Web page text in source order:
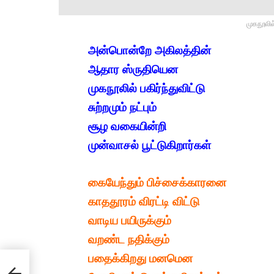
அன்பொன்றே அகிலத்தின்
ஆதார ஸ்ருதியென
முகநூலில் பகிர்ந்துவிட்டு
சுற்றமும் நட்பும்
சூழ வகையின்றி
முன்வாசல் பூட்டுகிறார்கள்
கையேந்தும் பிச்சைக்காரனை
காததூரம் விரட்டி விட்டு
வாடிய பயிருக்கும்
வறண்ட நதிக்கும்
பதைக்கிறது மனமென